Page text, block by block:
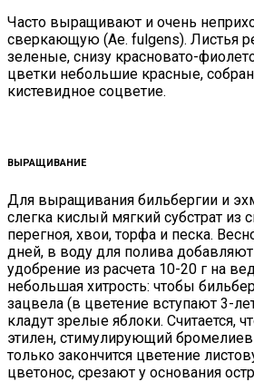
Часто выращивают и очень
сверкающую (Аe. fulgens). Листья
зеленые, снизу красновато-
цветки небольшие красные,
кистевидное соцветие.
ВЫРАЩИВАНИЕ
Для выращивания бильбергии и
слегка кислый мягкий субстрат из
перегноя, хвои, торфа и песка.
дней, в воду для полива
удобрение из расчета 10-20 г на
небольшая хитрость: чтобы
зацвела (в цветение вступают 3-
кладут зрелые яблоки. Считается,
этилен, стимулирующий
только закончится цветение
цветонос, срезают у основания